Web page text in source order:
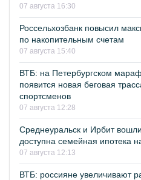
07 августа 16:30
Россельхозбанк повысил
по накопительным счетам
07 августа 15:40
ВТБ: на Петербургском
появится новая беговая
спортсменов
07 августа 12:28
Среднеуральск и Ирбит
доступна семейная ипотека
07 августа 12:13
ВТБ: россияне увеличивают